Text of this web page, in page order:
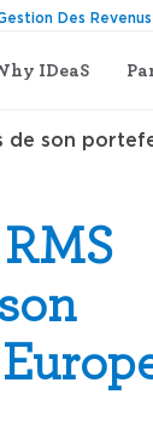
IDeaS
Des
de son